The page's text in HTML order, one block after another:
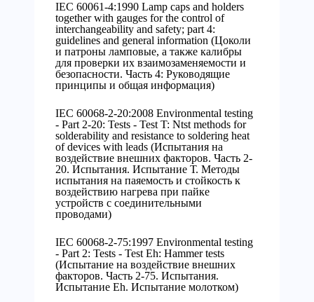
IEC 60061-4:1990 Lamp caps and holders
together with gauges for the control of
interchangeability and safety; part 4:
guidelines and general information (Цоколи
и патроны ламповые, а также калибры
для проверки их взаимозаменяемости и
безопасности. Часть 4: Руководящие
принципы и общая информация)
IEC 60068-2-20:2008 Environmental testing
- Part 2-20: Tests - Test T: Ntst methods for
solderability and resistance to soldering heat
of devices with leads (Испытания на
воздействие внешних факторов. Часть 2-
20. Испытания. Испытание Т. Методы
испытания на паяемость и стойкость к
воздействию нагрева при пайке
устройств с соединительными
проводами)
IEC 60068-2-75:1997 Environmental testing
- Part 2: Tests - Test Eh: Hammer tests
(Испытание на воздействие внешних
факторов. Часть 2-75. Испытания.
Испытание Eh. Испытание молотком)